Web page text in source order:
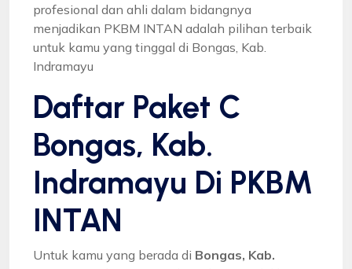
profesional dan ahli dalam bidangnya
menjadikan PKBM INTAN adalah pilihan terbaik
untuk kamu yang tinggal di Bongas, Kab.
Indramayu
Daftar Paket C
Bongas, Kab.
Indramayu Di PKBM
INTAN
Untuk kamu yang berada di Bongas, Kab.